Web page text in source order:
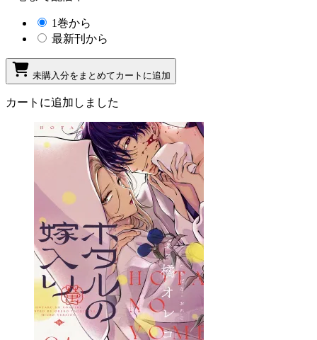
1巻から
最新刊から
未購入分をまとめてカートに追加
カートに追加しました